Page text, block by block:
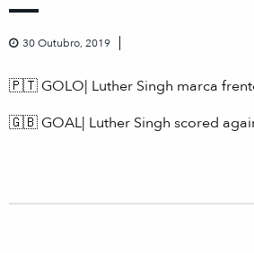
30 Outubro, 2019
🇵🇹 GOLO| Luther Singh marca
🇬🇧 GOAL| Luther Singh scored